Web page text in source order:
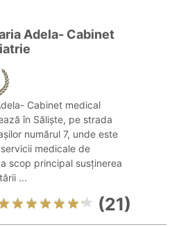
Adela- Cabinet
Cabinet medical
în Săliște, pe strada
numărul 7, unde este
medicale de
scop principal susținerea
...
(21)